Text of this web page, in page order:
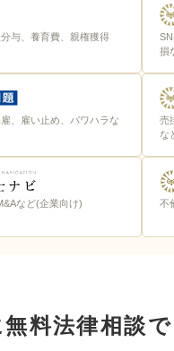
与、養育費、親権獲得
損
、雇い止め、パワハラな
売
な
など(企業向け) 不
料法律相談